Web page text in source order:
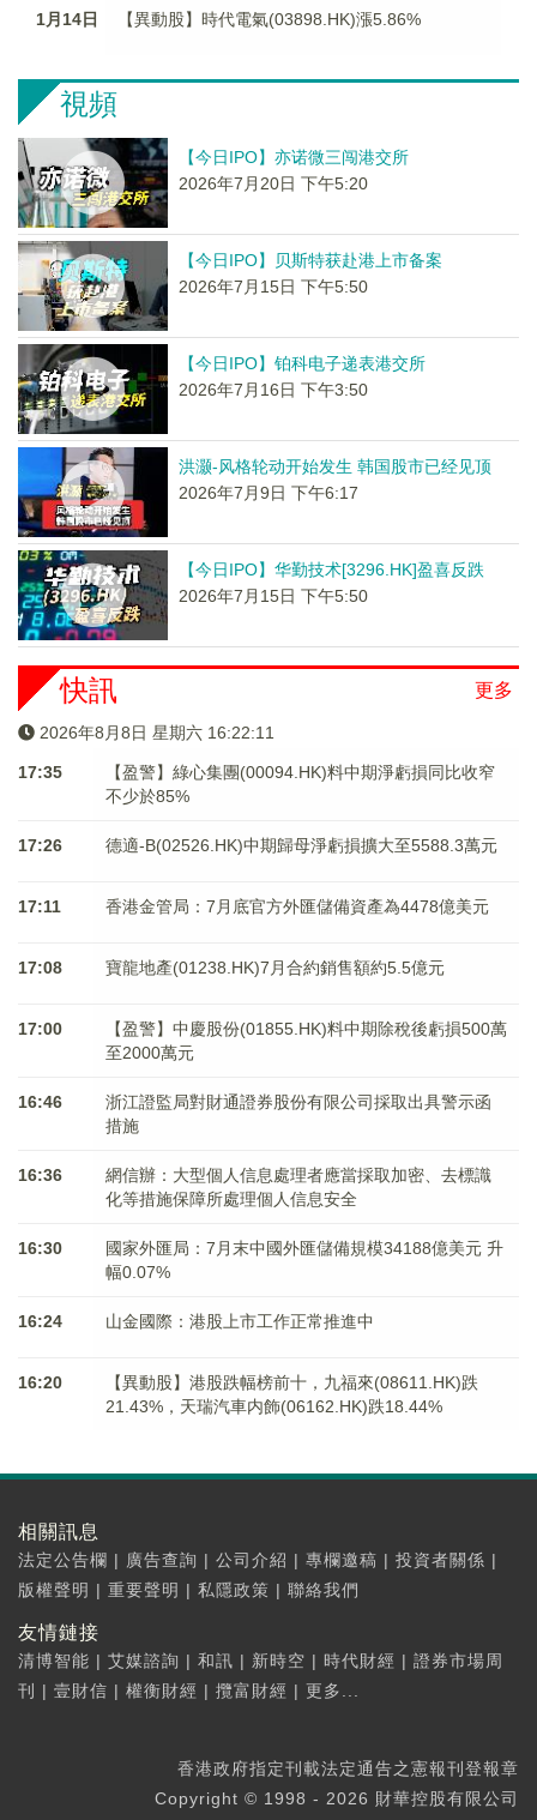
1月14日 【異動股】時代電氣(03898.HK)漲5.86%
視頻
【今日IPO】亦诺微三闯港交所
2026年7月20日 下午5:20
【今日IPO】贝斯特获赴港上市备案
2026年7月15日 下午5:50
【今日IPO】铂科电子递表港交所
2026年7月16日 下午3:50
洪灏-风格轮动开始发生 韩国股市已经见顶
2026年7月9日 下午6:17
【今日IPO】华勤技术[3296.HK]盈喜反跌
2026年7月15日 下午5:50
更多
快訊
2026年8月8日 星期六 16:22:11
17:35
【盈警】綠心集團(00094.HK)料中期淨虧損同比收窄
不少於85%
17:26 德適-B(02526.HK)中期歸母淨虧損擴大至5588.3萬元
17:11 香港金管局：7月底官方外匯儲備資產為4478億美元
17:08 寶龍地產(01238.HK)7月合約銷售額約5.5億元
17:00
【盈警】中慶股份(01855.HK)料中期除稅後虧損500萬
至2000萬元
16:46
浙江證監局對財通證券股份有限公司採取出具警示函
措施
16:36
網信辦：大型個人信息處理者應當採取加密、去標識
化等措施保障所處理個人信息安全
16:30
國家外匯局：7月末中國外匯儲備規模34188億美元 升
幅0.07%
16:24 山金國際：港股上市工作正常推進中
16:20
【異動股】港股跌幅榜前十，九福來(08611.HK)跌
21.43%，天瑞汽車内飾(06162.HK)跌18.44%
相關訊息
法定公告欄 | 廣告查詢 | 公司介紹 | 專欄邀稿 | 投資者關係 |
版權聲明 | 重要聲明 | 私隱政策 | 聯絡我們
友情鏈接
清博智能 | 艾媒諮詢 | 和訊 | 新時空 | 時代財經 | 證券市場周
刊
| 壹財信 | 權衡財經 | 攬富財經 | 更多...
香港政府指定刊載法定通告之憲報刊登報章
Copyright © 1998 - 2026 財華控股有限公司